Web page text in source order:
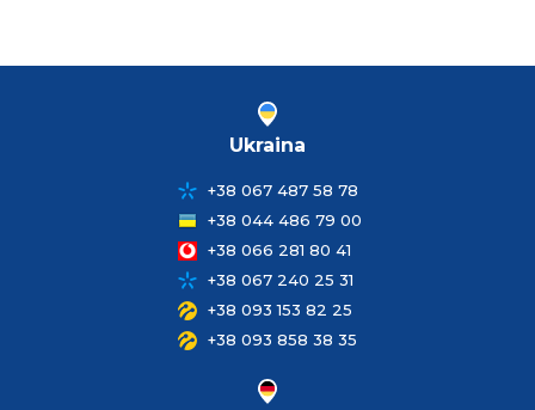
Ukraina
+38 067 487 58 78
+38 044 486 79 00
+38 066 281 80 41
+38 067 240 25 31
+38 093 153 82 25
+38 093 858 38 35